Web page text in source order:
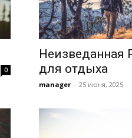
0
Неизведанная
для отдыха
manager - 25 июня, 2025